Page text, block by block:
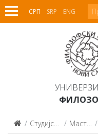
СРП SRP ENG
Студијски програми Мастер студије